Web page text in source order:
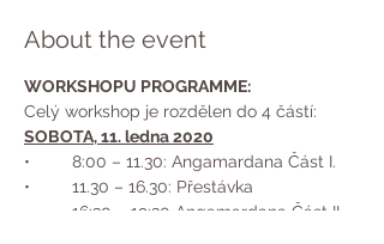
About the event
WORKSHOPU PROGRAMME:
Celý workshop je rozdělen do 4 částí:
SOBOTA, 11. ledna 2020
•	8:00 – 11.30: Angamardana Část I.
•	11.30 – 16.30: Přestávka
•	16:30 – 19:30 Angamardana Část II.